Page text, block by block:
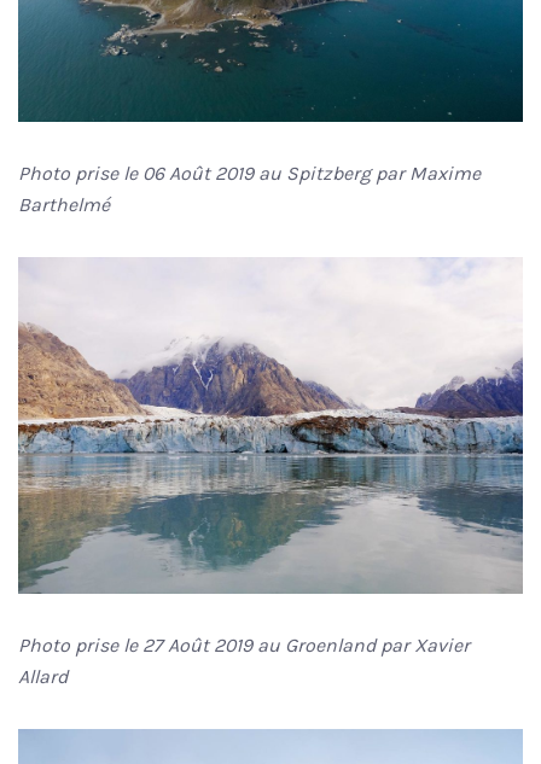
Photo prise le 06 Août 2019 au Spitzberg par Maxime
Barthelmé
Photo prise le 27 Août 2019 au Groenland par Xavier
Allard